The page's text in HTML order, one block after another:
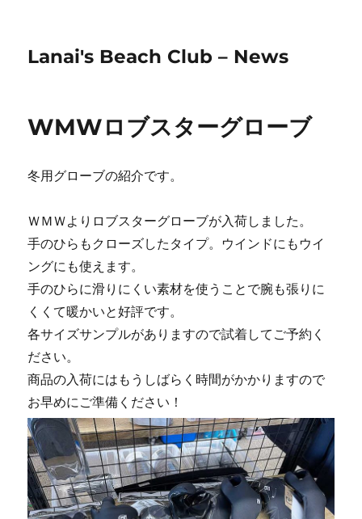
Lanai's Beach Club – News
WMWロブスターグローブ
冬用グローブの紹介です。
ＷＭＷよりロブスターグローブが入荷しました。
手のひらもクローズしたタイプ。ウインドにもウイ
ングにも使えます。
手のひらに滑りにくい素材を使うことで腕も張りに
くくて暖かいと好評です。
各サイズサンプルがありますので試着してご予約く
ださい。
商品の入荷にはもうしばらく時間がかかりますので
お早めにご準備ください！